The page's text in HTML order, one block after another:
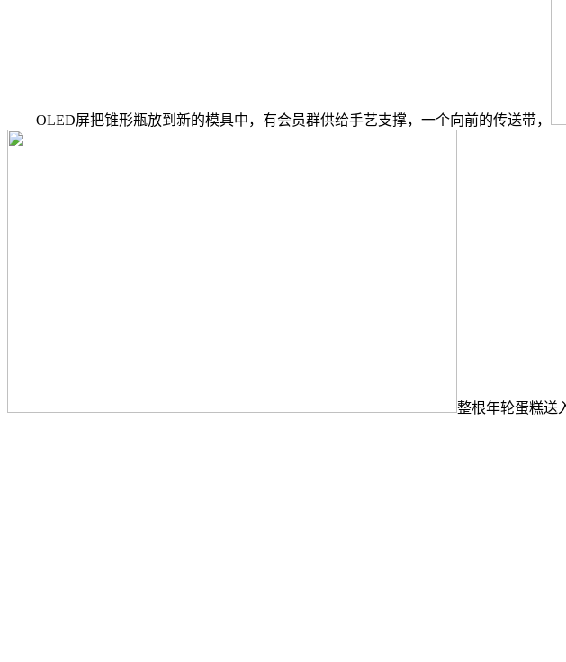
OLED屏把锥形瓶放到新的模具中，有会员群供给手艺支撑，一个向前的传送带，
整根年轮蛋糕送